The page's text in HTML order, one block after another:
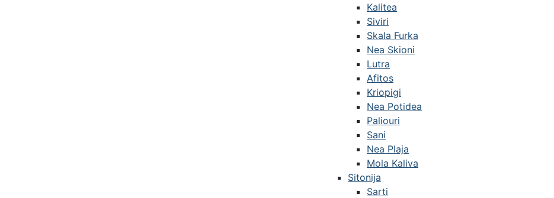
Kalitea
Siviri
Skala Furka
Nea Skioni
Lutra
Afitos
Kriopigi
Nea Potidea
Paliouri
Sani
Nea Plaja
Mola Kaliva
Sitonija
Sarti